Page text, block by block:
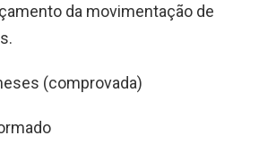
da movimentação de
(comprovada)